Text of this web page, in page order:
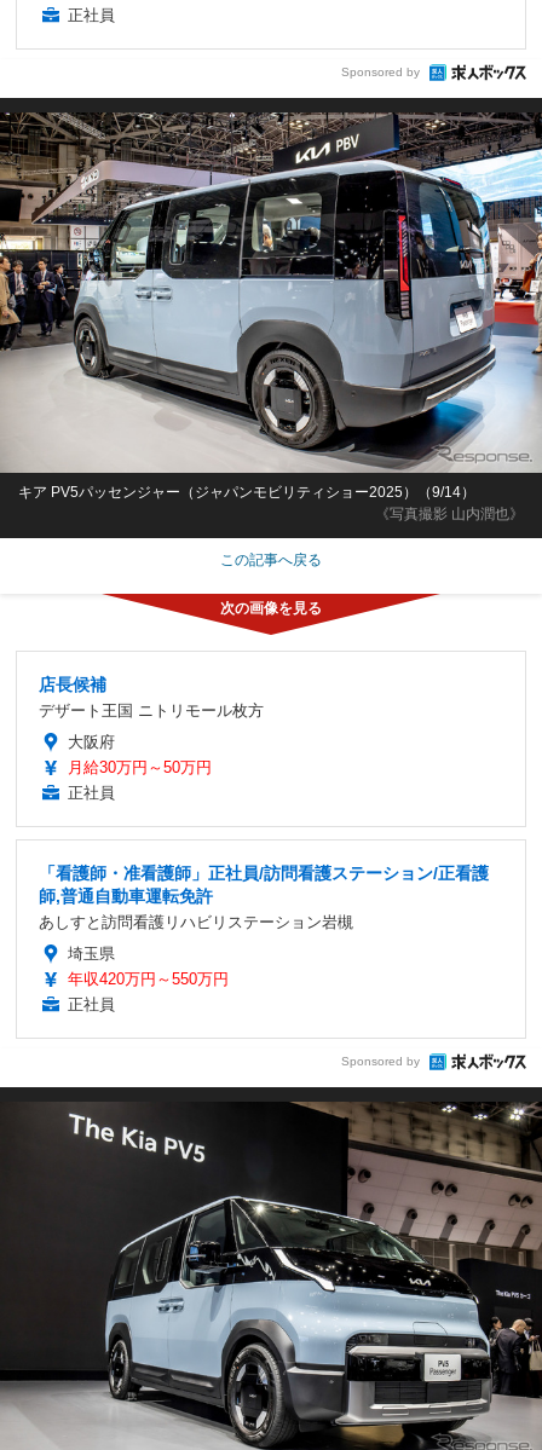
正社員
Sponsored by
《写真撮影 山内潤也》
キア PV5パッセンジャー（ジャパンモビリティショー2025）（9/14）
この記事へ戻る
店長候補
デザート王国 ニトリモール枚方
大阪府
月給30万円～50万円
正社員
「看護師・准看護師」正社員/訪問看護ステーション/正看護
師,普通自動車運転免許
あしすと訪問看護リハビリステーション岩槻
埼玉県
年収420万円～550万円
正社員
Sponsored by